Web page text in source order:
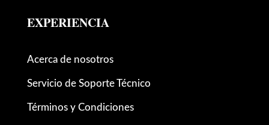
EXPERIENCIA
Acerca de nosotros
Servicio de Soporte Técnico
Términos y Condiciones